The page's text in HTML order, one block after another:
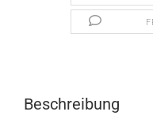
Beschreibung